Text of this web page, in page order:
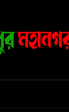
দুষ্প্রাপ্য কষ্টি
কালিয়াকৈরে